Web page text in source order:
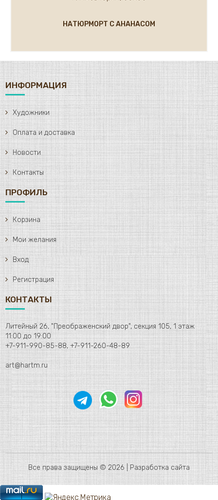
НАТЮРМОРТ С АНАНАСОМ
ИНФОРМАЦИЯ
Художники
Оплата и доставка
Новости
Контакты
ПРОФИЛЬ
Корзина
Мои желания
Вход
Регистрация
КОНТАКТЫ
Литейный 26, "Преображенский двор", секция 105, 1 этаж
11:00 до 19:00
+7-911-990-85-88, +7-911-260-48-89
art@hartm.ru
Все права защищены © 2026 | Разработка сайта